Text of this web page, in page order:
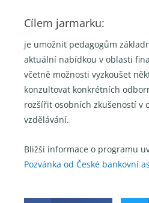
Cílem jarmarku:
je umožnit pedagogům
aktuální nabídkou v oblasti
včetně možnosti vyzkoušet
konzultovat konkrétních
rozšířit osobních zkušeností v
vzdělávání.
Bližší informace o programu
Pozvánka od České bankovní